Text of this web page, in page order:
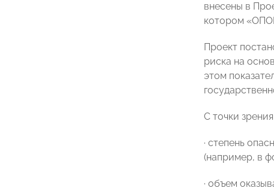
внесены в
котором
Проект
риска на
этом
С точки
· степень
(например, в
· объем